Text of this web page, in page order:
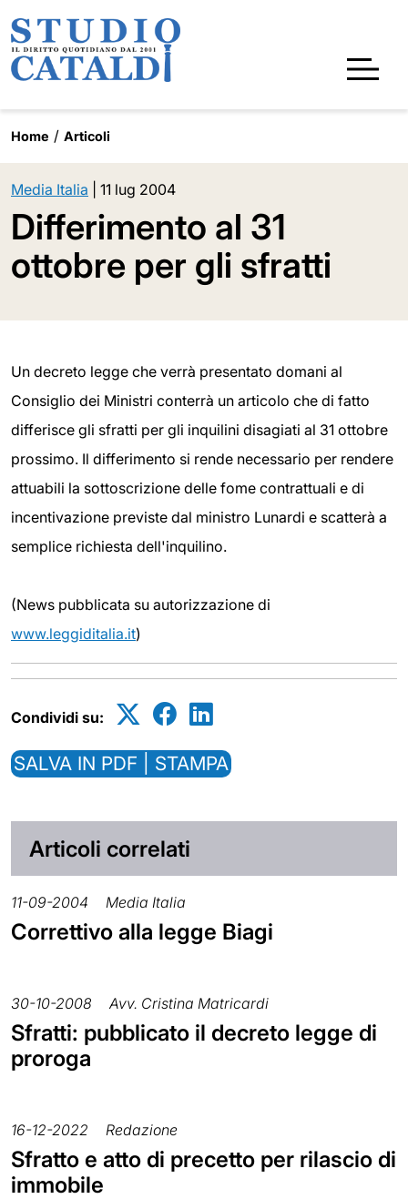
Home Articoli
Media Italia 11 lug 2004
Differimento al 31
ottobre per gli sfratti
Un decreto legge che verrà presentato domani al
Consiglio dei Ministri conterrà un articolo che di fatto
differisce gli sfratti per gli inquilini disagiati al 31 ottobre
prossimo. Il differimento si rende necessario per rendere
attuabili la sottoscrizione delle fome contrattuali e di
incentivazione previste dal ministro Lunardi e scatterà a
semplice richiesta dell'inquilino.
(News pubblicata su autorizzazione di
www.leggiditalia.it)
Condividi su:
SALVA IN PDF | STAMPA
Articoli correlati
11-09-2004 Media Italia
Correttivo alla legge Biagi
30-10-2008 Avv. Cristina Matricardi
Sfratti: pubblicato il decreto legge di
proroga
16-12-2022 Redazione
Sfratto e atto di precetto per rilascio di
immobile